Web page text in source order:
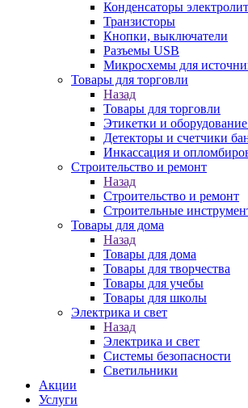
Конденсаторы
Транзисторы
Кнопки, выключатели
Разъемы USB
Микросхемы для
Товары для торговли
Назад
Товары для торговли
Этикетки и
Детекторы и счетчики
Инкассация и
Строительство и ремонт
Назад
Строительство и ремонт
Строительные
Товары для дома
Назад
Товары для дома
Товары для творчества
Товары для учебы
Товары для школы
Электрика и свет
Назад
Электрика и свет
Системы безопасности
Светильники
Акции
Услуги